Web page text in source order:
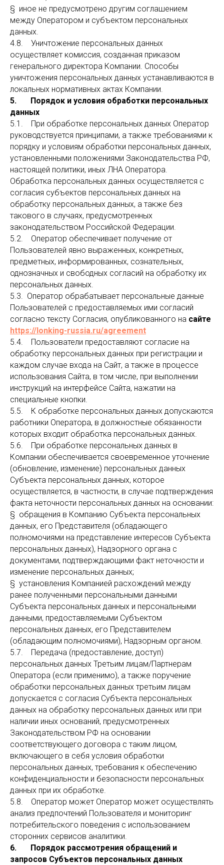
§ иное не предусмотрено другим соглашением
между Оператором и субъектом персональных
данных.
4.8. Уничтожение персональных данных
осуществляет комиссия, созданная приказом
генерального директора Компании. Способы
уничтожения персональных данных устанавливаются в
локальных нормативных актах Компании.
5. Порядок и условия обработки персональных
данных
5.1. При обработке персональных данных Оператор
руководствуется принципами, а также требованиями к
порядку и условиям обработки персональных данных,
установленными положениями Законодательства РФ,
настоящей политики, иных ЛНА Оператора.
Обработка персональных данных осуществляется с
согласия субъектов персональных данных на
обработку персональных данных, а также без
такового в случаях, предусмотренных
законодательством Российской Федерации.
5.2. Оператор обеспечивает получение от
Пользователей явно выраженных, конкретных,
предметных, информированных, сознательных,
однозначных и свободных согласий на обработку их
персональных данных.
5.3. Оператор обрабатывает персональные данные
Пользователей с предоставляемых ими согласий
согласно тексту Согласия, опубликованного на сайте
https://lonking-russia.ru/agreement
5.4. Пользователи предоставляют согласие на
обработку персональных данных при регистрации и
каждом случае входа на Сайт, а также в процессе
использования Сайта, в том числе, при выполнении
инструкций на интерфейсе Сайта, нажатии на
специальные кнопки.
5.5. К обработке персональных данных допускаются
работники Оператора, в должностные обязанности
которых входит обработка персональных данных.
5.6. При обработке персональных данных в
Компании обеспечивается своевременное уточнение
(обновление, изменение) персональных данных
Субъекта персональных данных, которое
осуществляется, в частности, в случае подтверждения
факта неточности персональных данных на основании:
§ обращения в Компанию Субъекта персональных
данных, его Представителя (обладающего
полномочиями на представление интересов Субъекта
персональных данных), Надзорного органа с
документами, подтверждающими факт неточности и
изменение персональных данных;
§ установления Компанией расхождений между
ранее полученными персональными данными
Субъекта персональных данных и персональными
данными, предоставляемыми Субъектом
персональных данных, его Представителем
(обладающим полномочиями), Надзорным органом.
5.7. Передача (предоставление, доступ)
персональных данных Третьим лицам/Партнерам
Оператора (если применимо), а также поручение
обработки персональных данных третьим лицам
допускается с согласия Субъекта персональных
данных на обработку персональных данных или при
наличии иных оснований, предусмотренных
Законодательством РФ на основании
соответствующего договора с таким лицом,
включающего в себя условия обработки
персональных данных, требования к обеспечению
конфиденциальности и безопасности персональных
данных при их обработке.
5.8. Оператор может Оператор может осуществлять
анализ предпочтений Пользователя и мониторинг
потребительского поведения с использованием
сторонних сервисов аналитики.
6. Порядок рассмотрения обращений и
запросов Субъектов персональных данных